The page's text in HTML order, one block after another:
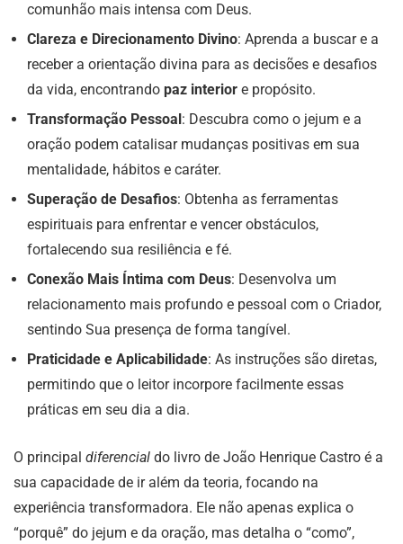
comunhão mais intensa com Deus.
Clareza e Direcionamento Divino: Aprenda a buscar e a
receber a orientação divina para as decisões e desafios
da vida, encontrando paz interior e propósito.
Transformação Pessoal: Descubra como o jejum e a
oração podem catalisar mudanças positivas em sua
mentalidade, hábitos e caráter.
Superação de Desafios: Obtenha as ferramentas
espirituais para enfrentar e vencer obstáculos,
fortalecendo sua resiliência e fé.
Conexão Mais Íntima com Deus: Desenvolva um
relacionamento mais profundo e pessoal com o Criador,
sentindo Sua presença de forma tangível.
Praticidade e Aplicabilidade: As instruções são diretas,
permitindo que o leitor incorpore facilmente essas
práticas em seu dia a dia.
O principal diferencial do livro de João Henrique Castro é a
sua capacidade de ir além da teoria, focando na
experiência transformadora. Ele não apenas explica o
“porquê” do jejum e da oração, mas detalha o “como”,